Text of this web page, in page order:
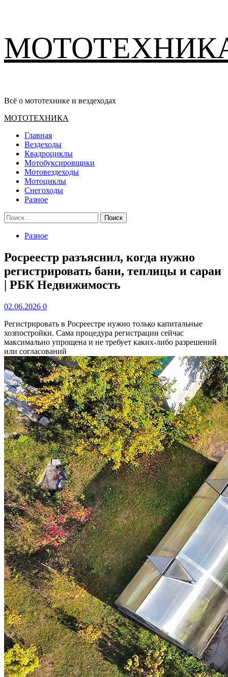
содержимому
Всё о мототехнике и вездеходах
Основное
МОТОТЕХНИКА
Главная
Вездеходы
Квадроциклы
Мотобуксировщики
Мотовездеходы
Мотоциклы
Снегоходы
Разное
Найти:
Разное
Росреестр разъяснил, когда нужно
регистрировать бани, теплицы и сараи
| РБК Недвижимость
02.06.2026 0
Регистрировать в Росреестре нужно только капитальные
хозпостройки. Сама процедура регистрации сейчас
максимально упрощена и не требует каких-либо разрешений
или согласований